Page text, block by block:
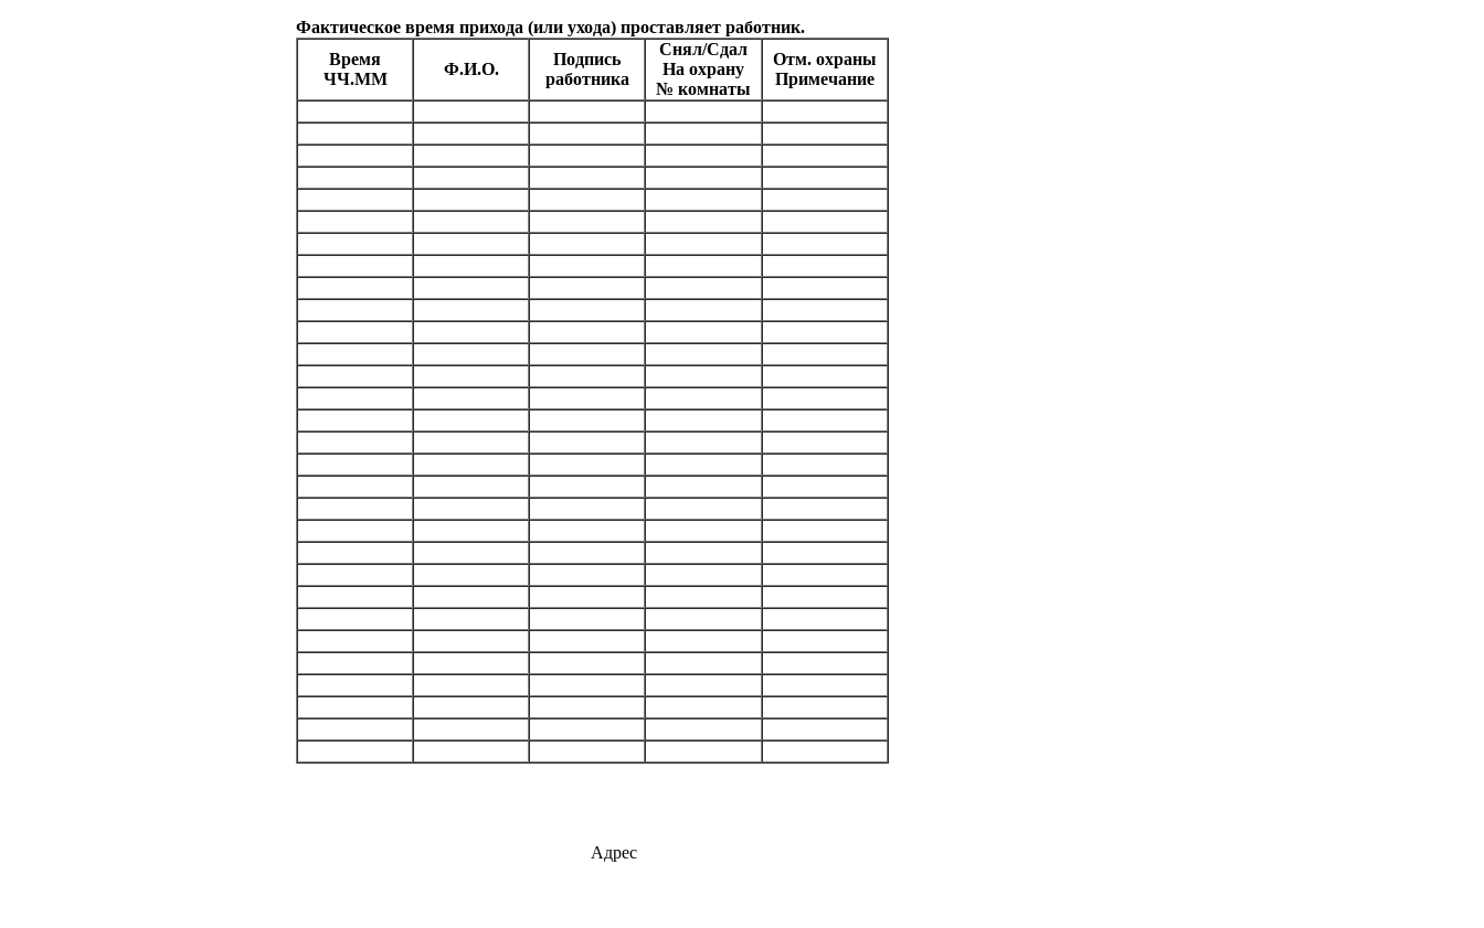
Фактическое время прихода (или ухода) проставляет работник.
Время
ЧЧ.ММ
Ф.И.О.
Подпись
работника
Снял/Сдал
На охрану
№ комнаты
Отм. охраны
Примечание
Адрес